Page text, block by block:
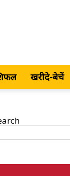
खरीदे-बेचें